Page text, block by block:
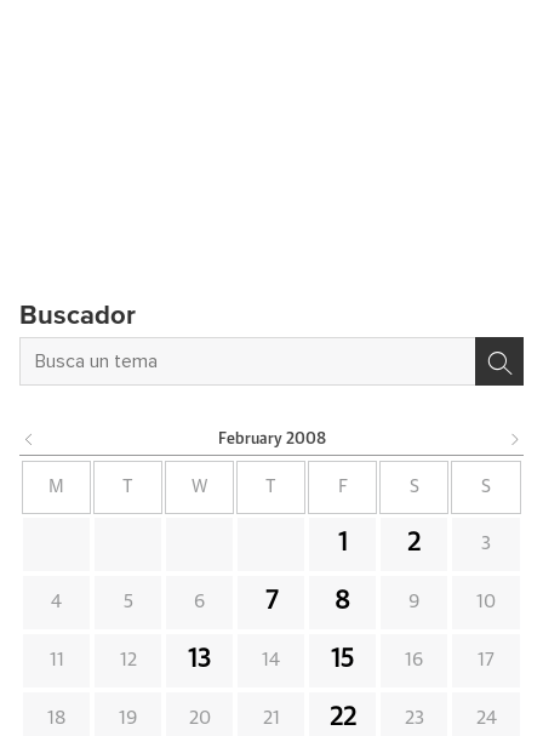
Buscador
February 2008
M W F S S
1 2 3
4 5 6 7 8 9 10
11 12 13 14 15 16 17
18 19 20 21 22 23 24